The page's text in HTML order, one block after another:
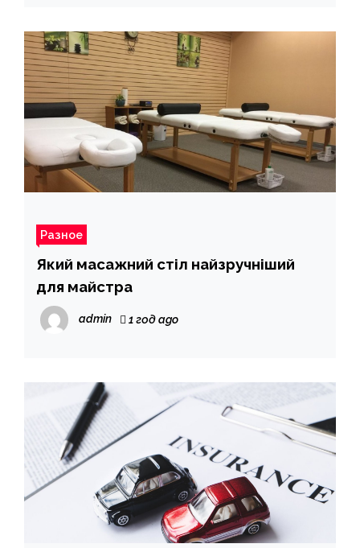
Разное
Який масажний стіл найзручніший
для майстра
admin 1 год ago